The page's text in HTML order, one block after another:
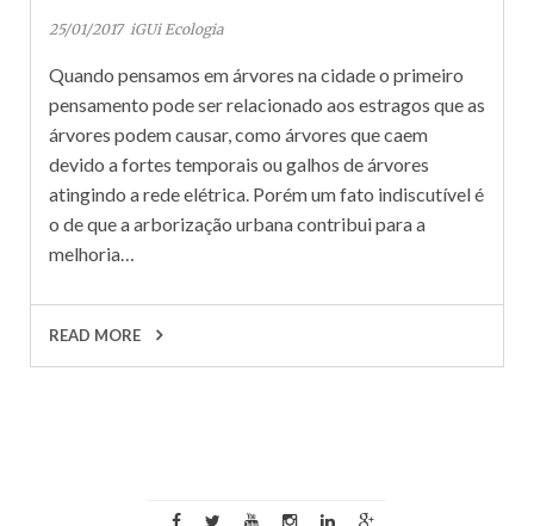
25/01/2017 iGUi Ecologia
Quando pensamos em árvores na cidade o primeiro
pensamento pode ser relacionado aos estragos que as
árvores podem causar, como árvores que caem
devido a fortes temporais ou galhos de árvores
atingindo a rede elétrica. Porém um fato indiscutível é
o de que a arborização urbana contribui para a
melhoria…
READ MORE